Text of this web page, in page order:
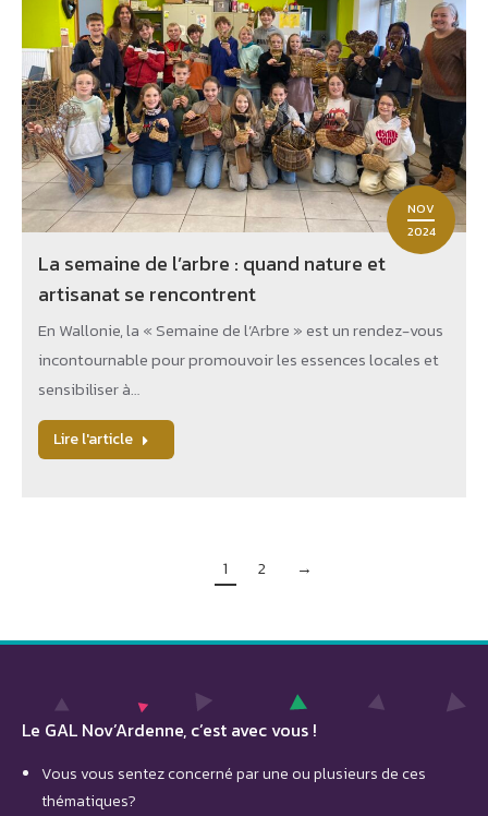
NOV
2024
La semaine de l’arbre : quand nature et
artisanat se rencontrent
En Wallonie, la « Semaine de l’Arbre » est un rendez-vous
incontournable pour promouvoir les essences locales et
sensibiliser à…
Lire l'article
1 2 →
Le GAL Nov’Ardenne, c’est avec vous !
Vous vous sentez concerné par une ou plusieurs de ces
thématiques?